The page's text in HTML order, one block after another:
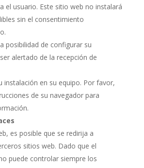
el usuario. Este sitio web no instalará
sin el consentimiento
posibilidad de configurar su
alertado de la recepción de
instalación en su equipo. Por favor,
de su navegador para
es posible que se redirija a
sitios web. Dado que el
puede controlar siempre los